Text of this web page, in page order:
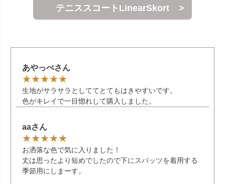
テニススコートLinearSkort
あやっぺさん
生地がサラサラとしててとてもはきやすいです。
色がキレイで一目惚れして購入しました。
aaさん
お洒落な色で気に入りました！
丈は思ったより短めでしたので下にスパッツを着用する
季節用にしまーす。